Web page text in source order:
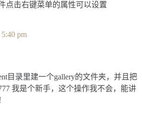
点击右键菜单的属性可以设置
5:40 pm
目录里建一个gallery的文件夹，并且把
我是个新手，这个操作我不会，能讲